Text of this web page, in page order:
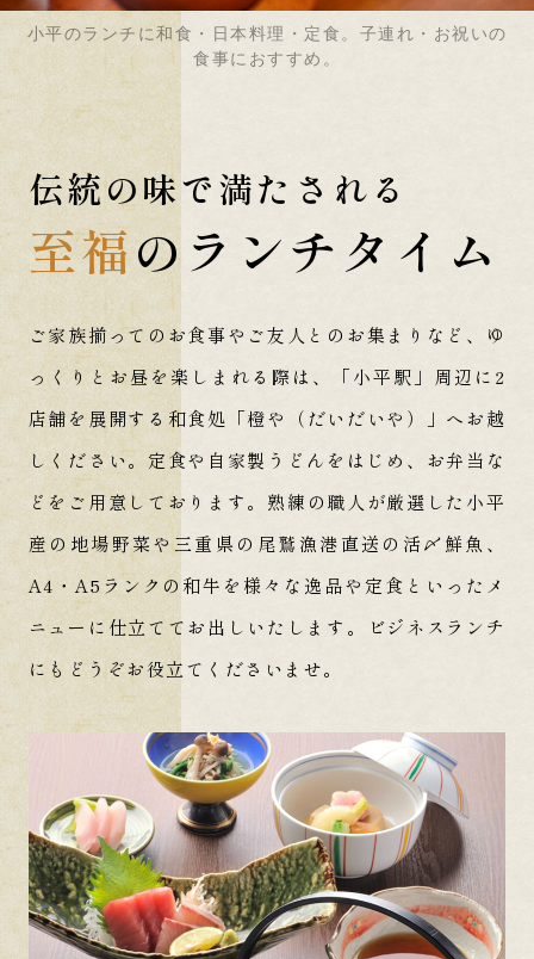
小平のランチに和食・日本料理・定食。子連れ・お祝いの
食事におすすめ。
伝統の味で満たされる
至福のランチタイム
ご家族揃ってのお食事やご友人とのお集まりなど、
ゆ
っくりとお昼を楽しまれる際は、「小平駅」周辺に2
店舗を展開する 和食処「橙や（だいだいや）」へお越
しください。 定食や自家製うどんをはじめ、お弁当な
どをご用意しております。 熟練の職人が厳選した小平
産の地場野菜や三重県の尾鷲漁港直送の活〆鮮魚、
A4・A5ランクの和牛を様々な逸品や定食といった メ
ニューに仕立ててお出しいたします。
ビジネスランチ
にもどうぞお役立てくださいませ。